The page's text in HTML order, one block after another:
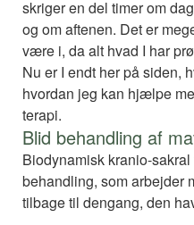
skriger en del timer om
og om aftenen. Det er
være i, da alt hvad I har
Nu er I endt her på siden,
hvordan jeg kan hjælpe
terapi.
Blid behandling af
Biodynamisk kranio-
behandling, som arbejder
tilbage til dengang, den